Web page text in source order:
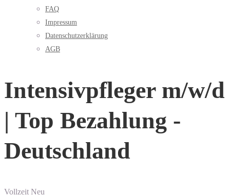
FAQ
Impressum
Datenschutzerklärung
AGB
Intensivpfleger m/w/d
| Top Bezahlung -
Deutschland
Vollzeit Neu